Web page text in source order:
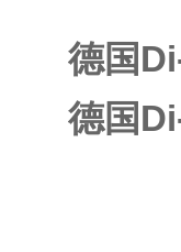
德国
德国